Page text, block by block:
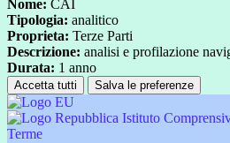
Nome: CAI
Tipologia: analitico
Proprieta: Terze Parti
Descrizione: analisi e profilazione
Durata: 1 anno
Accetta tutti Salva le preferenze
Istituto
Terme